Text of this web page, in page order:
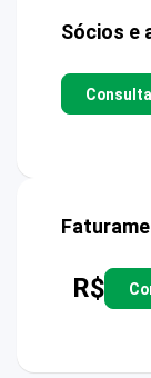
Sócios e
R$